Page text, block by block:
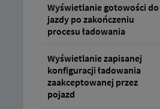
Wyświetlanie gotowości do
jazdy po zakończeniu
procesu ładowania
Wyświetlanie zapisanej
konfiguracji ładowania
zaakceptowanej przez
pojazd